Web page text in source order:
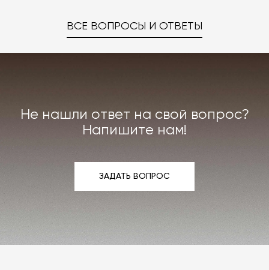
ВСЕ ВОПРОСЫ И ОТВЕТЫ
Не нашли ответ на свой вопрос?
Напишите нам!
ЗАДАТЬ ВОПРОС